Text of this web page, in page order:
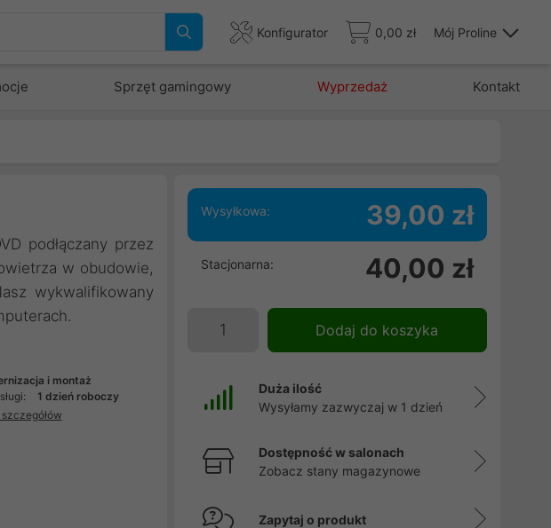
Konfigurator 0,00 zł Mój Proline
Sprzęt gamingowy Wyprzedaż Kontakt
podłączany przez
w obudowie,
wykwalifikowany
i montaż
1 dzień roboczy
Wysyłkowa: 39,00 zł
Stacjonarna: 40,00 zł
Dodaj do koszyka
Duża ilość
Wysyłamy zazwyczaj w 1 dzień
Dostępność w salonach
Zobacz stany magazynowe
Zapytaj o produkt